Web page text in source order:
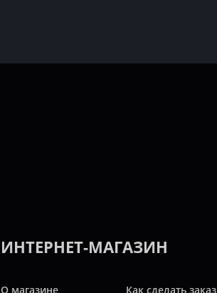
ИНТЕРНЕТ-МАГАЗИН
О магазине Как сделать заказ